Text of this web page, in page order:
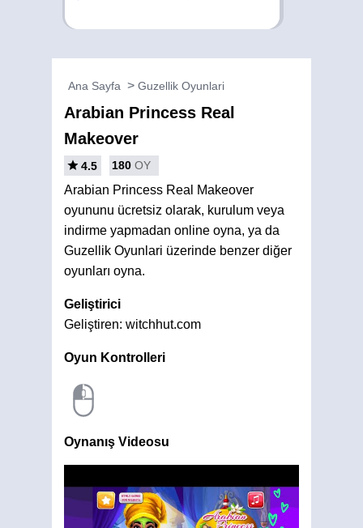
Ana Sayfa Guzellik Oyunlari
Arabian Princess Real
Makeover
4.5 180 OY
Arabian Princess Real Makeover
oyununu ücretsiz olarak, kurulum veya
indirme yapmadan online oyna, ya da
Guzellik Oyunlari üzerinde benzer diğer
oyunları oyna.
Geliştirici
Geliştiren: witchhut.com
Oyun Kontrolleri
Oynanış Videosu